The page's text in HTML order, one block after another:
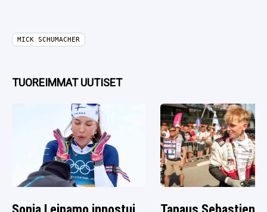
MICK SCHUMACHER
TUOREIMMAT UUTISET